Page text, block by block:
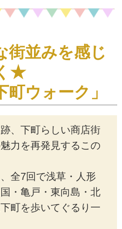
街並みを感じ
★
町ウォーク」
、下町らしい商店街
力を再発見するこの
全7回で浅草・人形
・亀戸・東向島・北
町を歩いてぐるり一